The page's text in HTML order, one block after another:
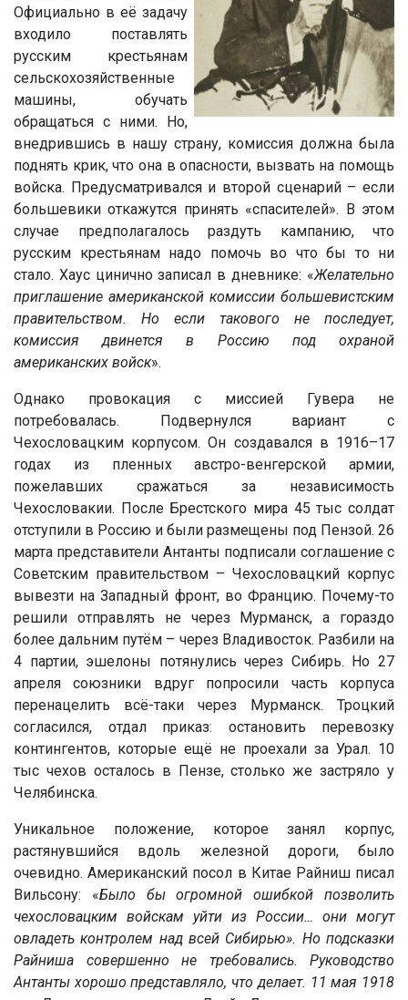
Официально в её задачу
входило поставлять
русским крестьянам
сельскохозяйственные
машины, обучать
обращаться с ними. Но,
внедрившись в нашу страну, комиссия должна была
поднять крик, что она в опасности, вызвать на помощь
войска. Предусматривался и второй сценарий – если
большевики откажутся принять «спасителей». В этом
случае предполагалось раздуть кампанию, что
русским крестьянам надо помочь во что бы то ни
стало. Хаус цинично записал в дневнике: «Желательно
приглашение американской комиссии большевистским
правительством. Но если такового не последует,
комиссия двинется в Россию под охраной
американских войск».
Однако провокация с миссией Гувера не
потребовалась. Подвернулся вариант с
Чехословацким корпусом. Он создавался в 1916–17
годах из пленных австро-венгерской армии,
пожелавших сражаться за независимость
Чехословакии. После Брестского мира 45 тыс солдат
отступили в Россию и были размещены под Пензой. 26
марта представители Антанты подписали соглашение с
Советским правительством – Чехословацкий корпус
вывезти на Западный фронт, во Францию. Почему-то
решили отправлять не через Мурманск, а гораздо
более дальним путём – через Владивосток. Разбили на
4 партии, эшелоны потянулись через Сибирь. Но 27
апреля союзники вдруг попросили часть корпуса
перенацелить всё-таки через Мурманск. Троцкий
согласился, отдал приказ: остановить перевозку
контингентов, которые ещё не проехали за Урал. 10
тыс чехов осталось в Пензе, столько же застряло у
Челябинска.
Уникальное положение, которое занял корпус,
растянувшийся вдоль железной дороги, было
очевидно. Американский посол в Китае Райниш писал
Вильсону: «Было бы огромной ошибкой позволить
чехословацким войскам уйти из России… они могут
овладеть контролем над всей Сибирью». Но подсказки
Райниша совершенно не требовались. Руководство
Антанты хорошо представляло, что делает. 11 мая 1918